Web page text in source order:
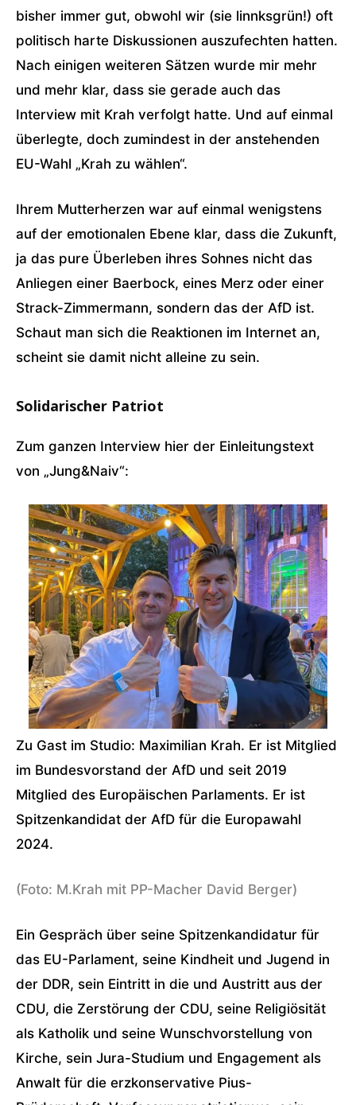
bisher immer gut, obwohl wir (sie linnksgrün!) oft
politisch harte Diskussionen auszufechten hatten.
Nach einigen weiteren Sätzen wurde mir mehr
und mehr klar, dass sie gerade auch das
Interview mit Krah verfolgt hatte. Und auf einmal
überlegte, doch zumindest in der anstehenden
EU-Wahl „Krah zu wählen“.
Ihrem Mutterherzen war auf einmal wenigstens
auf der emotionalen Ebene klar, dass die Zukunft,
ja das pure Überleben ihres Sohnes nicht das
Anliegen einer Baerbock, eines Merz oder einer
Strack-Zimmermann, sondern das der AfD ist.
Schaut man sich die Reaktionen im Internet an,
scheint sie damit nicht alleine zu sein.
Solidarischer Patriot
Zum ganzen Interview hier der Einleitungstext
von „Jung&Naiv“:
Zu Gast im Studio: Maximilian Krah. Er ist Mitglied
im Bundesvorstand der AfD und seit 2019
Mitglied des Europäischen Parlaments. Er ist
Spitzenkandidat der AfD für die Europawahl
2024.
(Foto: M.Krah mit PP-Macher David Berger)
Ein Gespräch über seine Spitzenkandidatur für
das EU-Parlament, seine Kindheit und Jugend in
der DDR, sein Eintritt in die und Austritt aus der
CDU, die Zerstörung der CDU, seine Religiösität
als Katholik und seine Wunschvorstellung von
Kirche, sein Jura-Studium und Engagement als
Anwalt für die erzkonservative Pius-